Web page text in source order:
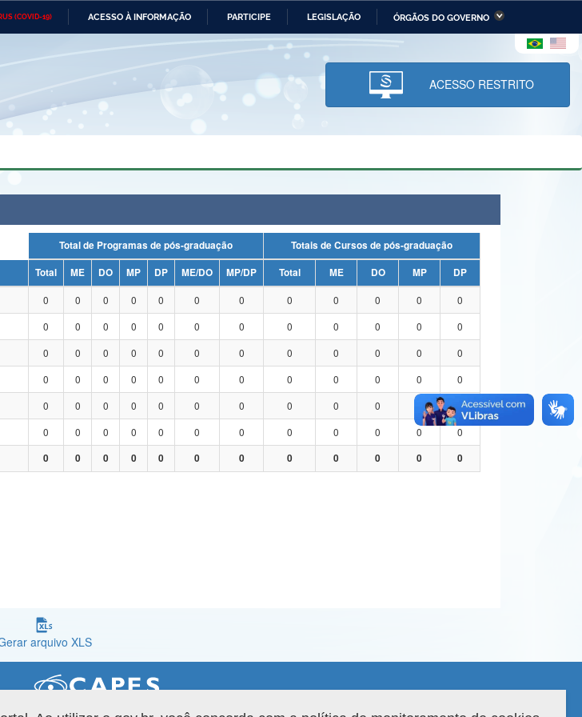
(COVID-19) ACESSO À INFORMAÇÃO PARTICIPE LEGISLAÇÃO ÓRGÃOS DO GOVERNO
Ministério das Relações Ministério da Economia Ministério da Infraestrutura
Ministério da Ciência,
Tecnologia, Inovações e
Comunicações
e dos Direitos Humanos
Banco Central do Brasil Planalto
ACESSO RESTRITO
Total de Programas de pós-graduação
Totais de Cursos de pós-graduação
Total ME DO MP DP ME/DO MP/DP Total ME DO MP
DP
0 0 0 0 0 0 0 0 0 0 0
0
0 0 0 0 0 0 0 0 0 0 0
0
0 0 0 0 0 0 0 0 0 0 0
0
0 0 0 0 0 0 0 0 0 0 0
0
0 0 0 0 0 0 0 0 0 0
0
0 0 0 0 0 0 0 0 0 0 0
0
0 0 0 0 0 0 0 0 0 0 0 0
arquivo XLS